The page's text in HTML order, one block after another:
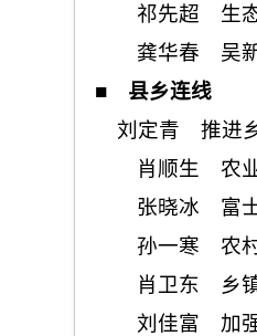
祁先超 生态
龚华春 吴新
■ 县乡连线
刘定青 推进
肖顺生 农业
张晓冰 富士
孙一寒 农村
肖卫东 乡镇
刘佳富 加强